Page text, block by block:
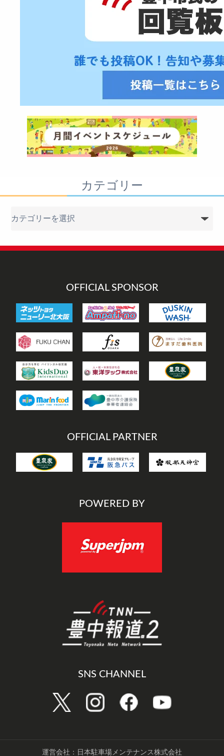
カテゴリー
リ
OFFICIAL SPONSOR
OFFICIAL PARTNER
POWERED BY
SNS CHANNEL
運営会社：日本駐車場メンテナンス株式会社